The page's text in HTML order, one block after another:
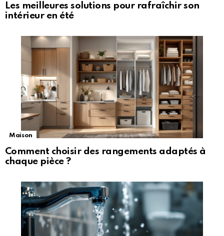
Les meilleures solutions pour rafraîchir son
intérieur en été
Maison
Comment choisir des rangements adaptés à
chaque pièce ?